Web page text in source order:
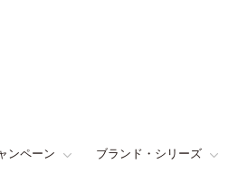
ンペーン ブランド・シリーズ